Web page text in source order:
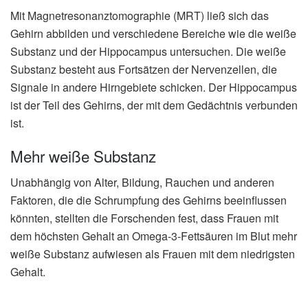
Mit Magnetresonanztomographie (MRT) ließ sich das
Gehirn abbilden und verschiedene Bereiche wie die weiße
Substanz und der Hippocampus untersuchen. Die weiße
Substanz besteht aus Fortsätzen der Nervenzellen, die
Signale in andere Hirngebiete schicken. Der Hippocampus
ist der Teil des Gehirns, der mit dem Gedächtnis verbunden
ist.
Mehr weiße Substanz
Unabhängig von Alter, Bildung, Rauchen und anderen
Faktoren, die die Schrumpfung des Gehirns beeinflussen
könnten, stellten die Forschenden fest, dass Frauen mit
dem höchsten Gehalt an Omega-3-Fettsäuren im Blut mehr
weiße Substanz aufwiesen als Frauen mit dem niedrigsten
Gehalt.